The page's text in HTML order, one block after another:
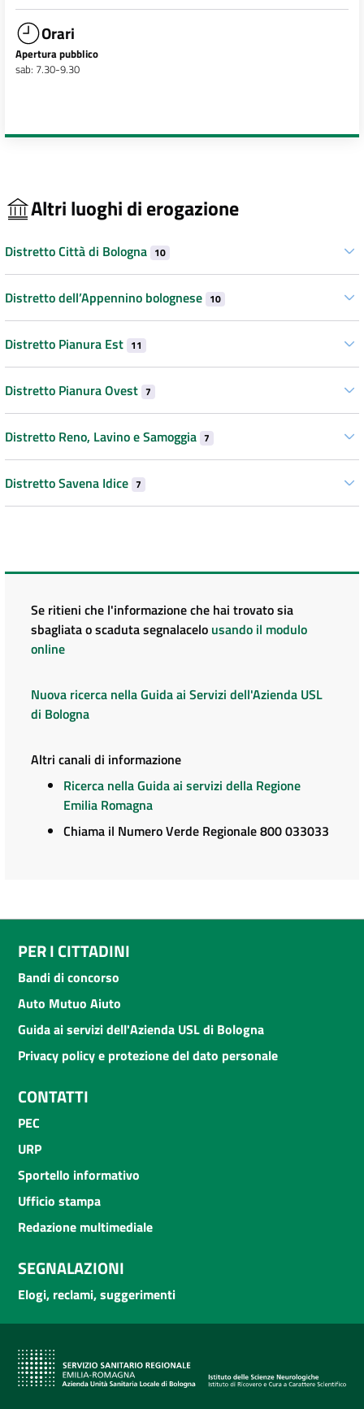
Orari
Apertura pubblico
sab: 7.30-9.30
Altri luoghi di erogazione
Distretto Città di Bologna 10
Distretto dell’Appennino bolognese 10
Distretto Pianura Est 11
Distretto Pianura Ovest 7
Distretto Reno, Lavino e Samoggia 7
Distretto Savena Idice 7
Se ritieni che l'informazione che hai trovato sia
sbagliata o scaduta segnalacelo usando il modulo
online
Nuova ricerca nella Guida ai Servizi dell'Azienda USL
di Bologna
Altri canali di informazione
Ricerca nella Guida ai servizi della Regione
Emilia Romagna
Chiama il Numero Verde Regionale 800 033033
PER I CITTADINI
Bandi di concorso
Auto Mutuo Aiuto
Guida ai servizi dell'Azienda USL di Bologna
Privacy policy e protezione del dato personale
CONTATTI
PEC
URP
Sportello informativo
Ufficio stampa
Redazione multimediale
SEGNALAZIONI
Elogi, reclami, suggerimenti